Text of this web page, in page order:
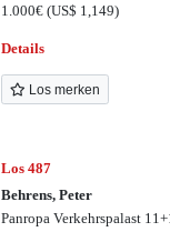
1.000€(US$ 1,149)
Details
Los merken
Los 487
Behrens, Peter
Panropa Verkehrspalast